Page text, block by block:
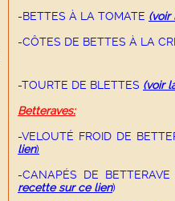
-BETTES À LA TOMATE (voir
-CÔTES DE BETTES À LA
-TOURTE DE BLETTES (voir
Betteraves:
-VELOUTÉ FROID DE
lien)
-CANAPÉS DE
recette sur ce lien)